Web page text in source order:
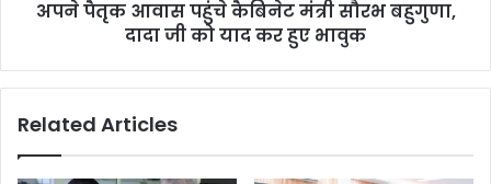
अपने पैतृक आवास पहुंचे कैबिनेट मंत्री सौरभ बहुगुणा,
दादा जी को याद कर हुए भावुक
Related Articles